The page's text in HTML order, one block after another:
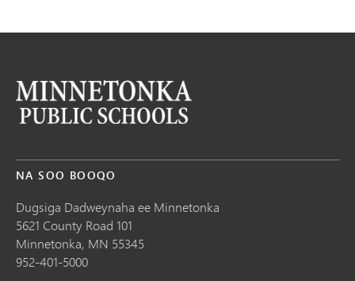
NA SOO BOOQO
Dugsiga Dadweynaha ee Minnetonka
5621 County Road 101
Minnetonka, MN 55345
952-401-5000